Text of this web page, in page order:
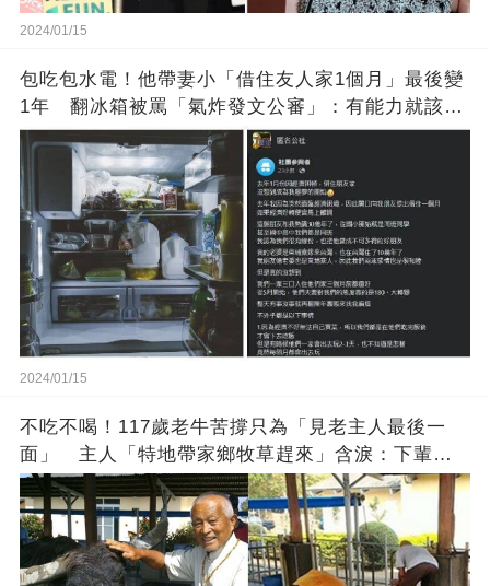
2024/01/15
包吃包水電！他帶妻小「借住友人家1個月」最後變
1年 翻冰箱被罵「氣炸發文公審」：有能力就該大
方
2024/01/15
不吃不喝！117歲老牛苦撐只為「見老主人最後一
面」 主人「特地帶家鄉牧草趕來」含淚：下輩子
找個好人家